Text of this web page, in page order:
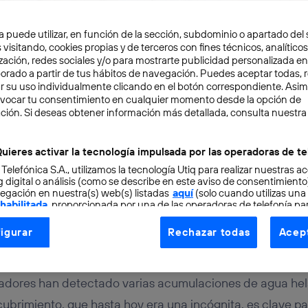
2 min
que hay agua
han detectado varias acumulaciones de agua
que hasta hoy era una incógnita, es clave
puede utilizar, en función de la sección, subdominio o apartado del
visitando, cookies propias y de terceros con fines técnicos,
redes sociales y/o para mostrarte publicidad personalizada
a partir de tus hábitos de navegación. Puedes aceptar todas,
su uso individualmente clicando en el botón correspondiente.
tu consentimiento en cualquier momento desde la opción de
Si deseas obtener información más detallada, consulta nuestra
activar la tecnología impulsada por las operadoras de
S.A., utilizamos la tecnología Utiq para realizar nuestras
digital o análisis (como se describe en este aviso de
en nuestra(s) web(s) listadas aquí(solo cuando utilizas una
, proporcionada por una de las operadoras de telefonía
consentimiento en cada página web).
Utiq está diseñada con la privacidad como prioridad
tu dirección IP y otra información de la cuenta de cliente de
la conexión que utilizas (p. ej., número de teléfono móvil).
Rechazar todas